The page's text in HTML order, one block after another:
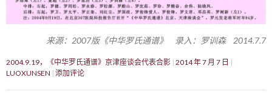
来源：2007版《中华罗氏通谱》 录入：罗训森 2014.7.7
2004.9.19，《中华罗氏通谱》京津座谈会代表合影 2014 年 7 月 7 日
LUOXUNSEN 添加评论